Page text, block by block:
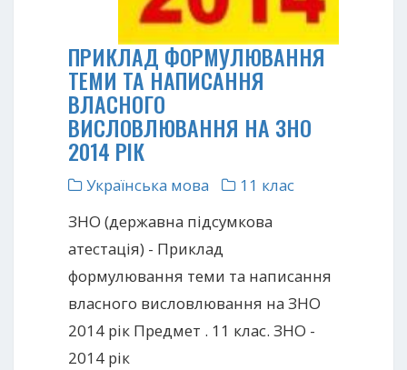
ПРИКЛАД ФОРМУЛЮВАННЯ
ТЕМИ ТА НАПИСАННЯ
ВЛАСНОГО
ВИСЛОВЛЮВАННЯ НА ЗНО
2014 РІК
Українська мова
11 клас
ЗНО (державна підсумкова
атестація) - Приклад
формулювання теми та написання
власного висловлювання на ЗНО
2014 рік Предмет . 11 клас. ЗНО -
2014 рік